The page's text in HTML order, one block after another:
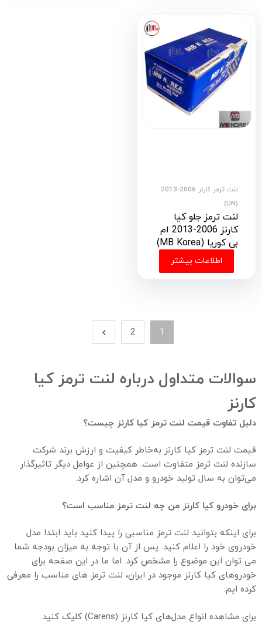
لنت ترمز کارنز 2006-2013
(UN)
لنت ترمز جلو کیا
کارنز 2006-2013 ام
بی کوریا (MB Korea)
اطلاعات بیشتر
1
2
سوالات متداول درباره لنت ترمز کیا
کارنز
دلیل تفاوت قیمت لنت ترمز کیا کارنز چیست؟
قیمت لنت ترمز کیا کارنز به‌خاطر کیفیت و ارزش برند شرکت
سازنده لنت ترمز متفاوت است. همچنین از عوامل دیگر تاثیر‌گذار
می‌توان به سال تولید خودرو و مدل آن اشاره کرد.
برای خودرو کیا کارنز من چه لنت ترمز مناسب است؟
برای اینکه بتوانید لنت ترمز مناسبی را پیدا کنید باید ابتدا مدل
خودروی خود را اعلام کنید. پس از آن با توجه به میزان بودجه شما
می توان این موضوع را مشخص کرد. اما ما در این صفحه برای
خودروهای کیا کارنز موجود در ایران، لنت ترمز های مناسب را معرفی
کرده ایم.
برای مشاهده انواع مدل‌های کیا کارنز (Carens) کلیک کنید.